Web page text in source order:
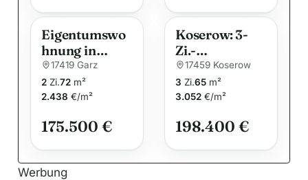
Eigentumswo
hnung in
ruhiger
Randlage von
Garz auf der
17419 Garz
2 Zi.72 m²
2.438 €/m²
175.500 €
Koserow: 3-
Zi.-
Terrassenwoh
nung im EG in
ruhiger Lage
17459 Koserow
3 Zi.65 m²
3.052 €/m²
198.400 €
Werbung